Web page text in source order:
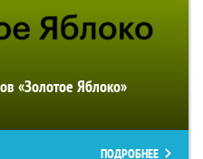
«Золотое Яблоко»
ПОДРОБНЕЕ